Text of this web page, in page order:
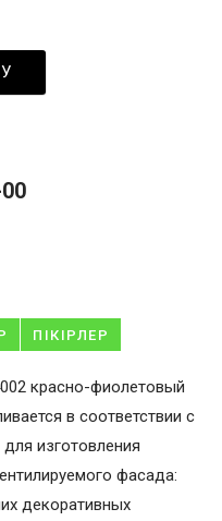
ПІКІРЛЕР
красно-фиолетовый
в соответствии с
изготовления
фасада:
декоративных